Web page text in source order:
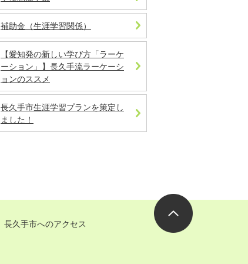
補助金（生涯学習関係）
【愛知発の新しい学び方「ラーケ
ーション」】長久手流ラーケーシ
ョンのススメ
長久手市生涯学習プランを策定し
ました！
長久手市へのアクセス